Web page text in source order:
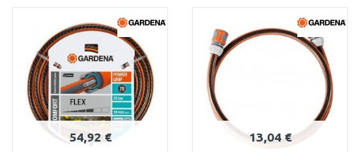
Vergleichen Vergleichen
54,92 € 13,04 €